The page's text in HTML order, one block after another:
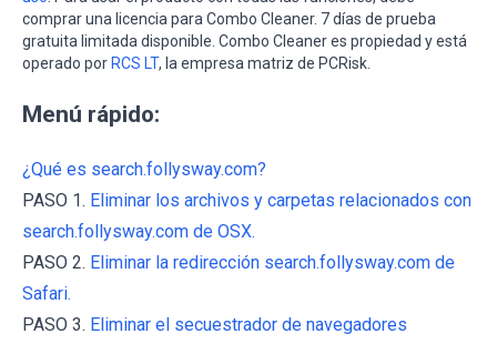
comprar una licencia para Combo Cleaner. 7 días de prueba
gratuita limitada disponible. Combo Cleaner es propiedad y está
operado por RCS LT, la empresa matriz de PCRisk.
Menú rápido:
¿Qué es search.follysway.com?
PASO 1. Eliminar los archivos y carpetas relacionados con
search.follysway.com de OSX.
PASO 2. Eliminar la redirección search.follysway.com de
Safari.
PASO 3. Eliminar el secuestrador de navegadores